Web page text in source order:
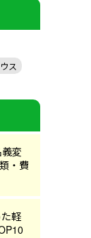
ス
変
・費
軽